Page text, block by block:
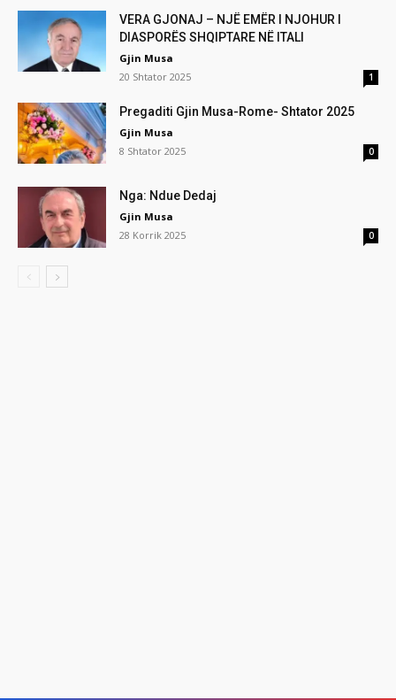
VERA GJONAJ – NJË EMËR I NJOHUR I
DIASPORËS SHQIPTARE NË ITALI
Gjin Musa
20 Shtator 2025
1
Pregaditi Gjin Musa-Rome- Shtator 2025
Gjin Musa
8 Shtator 2025
0
Nga: Ndue Dedaj
Gjin Musa
28 Korrik 2025
0